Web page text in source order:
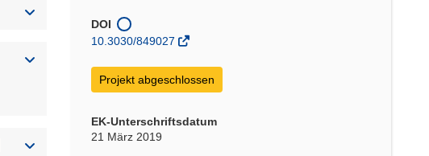
Fenster)
DOI
10.3030/849027
Projekt abgeschlossen
EK-Unterschriftsdatum
21 März 2019